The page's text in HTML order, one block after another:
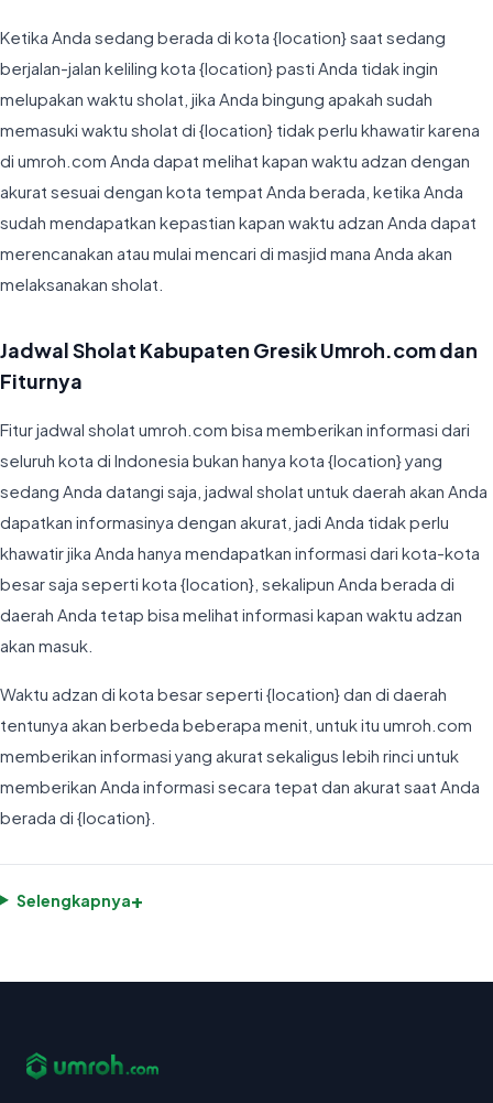
Ketika Anda sedang berada di kota {location} saat sedang
berjalan-jalan keliling kota {location} pasti Anda tidak ingin
melupakan waktu sholat, jika Anda bingung apakah sudah
memasuki waktu sholat di {location} tidak perlu khawatir karena
di umroh.com Anda dapat melihat kapan waktu adzan dengan
akurat sesuai dengan kota tempat Anda berada, ketika Anda
sudah mendapatkan kepastian kapan waktu adzan Anda dapat
merencanakan atau mulai mencari di masjid mana Anda akan
melaksanakan sholat.
Jadwal Sholat Kabupaten Gresik Umroh.com dan
Fiturnya
Fitur jadwal sholat umroh.com bisa memberikan informasi dari
seluruh kota di Indonesia bukan hanya kota {location} yang
sedang Anda datangi saja, jadwal sholat untuk daerah akan Anda
dapatkan informasinya dengan akurat, jadi Anda tidak perlu
khawatir jika Anda hanya mendapatkan informasi dari kota-kota
besar saja seperti kota {location}, sekalipun Anda berada di
daerah Anda tetap bisa melihat informasi kapan waktu adzan
akan masuk.
Waktu adzan di kota besar seperti {location} dan di daerah
tentunya akan berbeda beberapa menit, untuk itu umroh.com
memberikan informasi yang akurat sekaligus lebih rinci untuk
memberikan Anda informasi secara tepat dan akurat saat Anda
berada di {location}.
Selengkapnya+